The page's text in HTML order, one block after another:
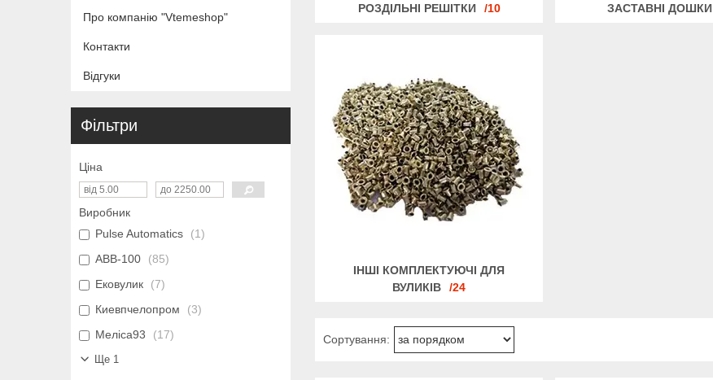
РОЗДІЛЬНІ РЕШІТКИ 10 ЗАСТАВНІ ДОШКИ
ІНШІ КОМПЛЕКТУЮЧІ ДЛЯ
ВУЛИКІВ
24
Про компанію "Vtemeshop"
Контакти
Відгуки
Фільтри
Ціна
Виробник
Pulse Automatics
1
АВВ-100
85
Ековулик
7
Киевпчелопром
3
Меліса93
17
Ще 1